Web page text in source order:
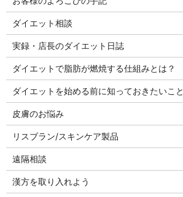
ダイエット相談
実録・店長のダイエット日誌
ダイエットで脂肪が燃焼する仕組みとは？
ダイエットを始める前に知っておきたいこと
皮膚のお悩み
リスブラン/スキンケア製品
遠隔相談
漢方を取り入れよう